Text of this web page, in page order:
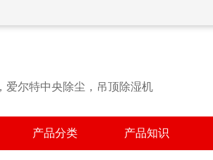
爱尔特中央除尘，吊顶除湿机
产品分类 产品知识